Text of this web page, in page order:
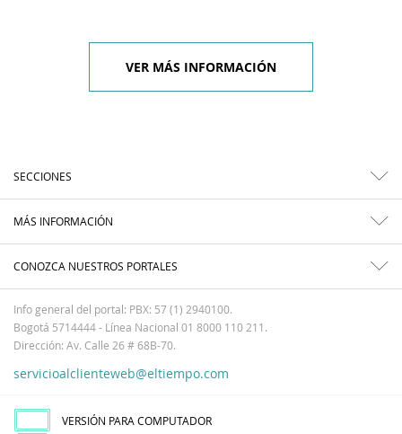
VER MÁS INFORMACIÓN
SECCIONES
MÁS INFORMACIÓN
CONOZCA NUESTROS PORTALES
Info general del portal: PBX: 57 (1) 2940100.
Bogotá 5714444 - Línea Nacional 01 8000 110 211.
Dirección: Av. Calle 26 # 68B-70.
servicioalclienteweb@eltiempo.com
VERSIÓN PARA COMPUTADOR